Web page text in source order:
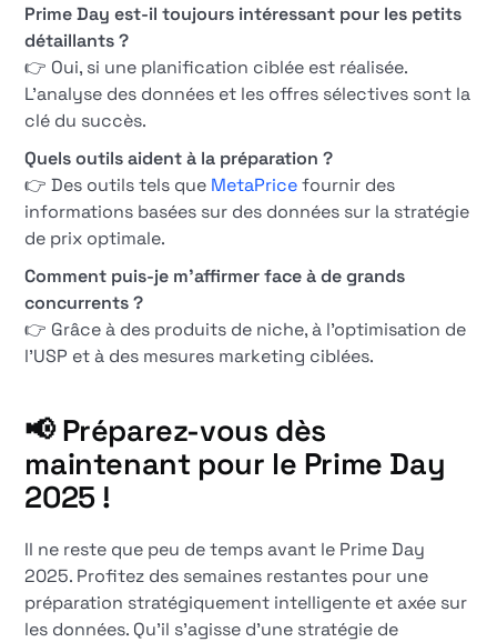
Prime Day est-il toujours intéressant pour les petits
détaillants ?
👉 Oui, si une planification ciblée est réalisée.
L'analyse des données et les offres sélectives sont la
clé du succès.
Quels outils aident à la préparation ?
👉 Des outils tels que MetaPricefournir des
informations basées sur des données sur la stratégie
de prix optimale.
Comment puis-je m'affirmer face à de grands
concurrents ?
👉 Grâce à des produits de niche, à l'optimisation de
l'USP et à des mesures marketing ciblées.
📢 Préparez-vous dès
maintenant pour le Prime Day
2025 !
Il ne reste que peu de temps avant le Prime Day
2025. Profitez des semaines restantes pour une
préparation stratégiquement intelligente et axée sur
les données. Qu'il s'agisse d'une stratégie de